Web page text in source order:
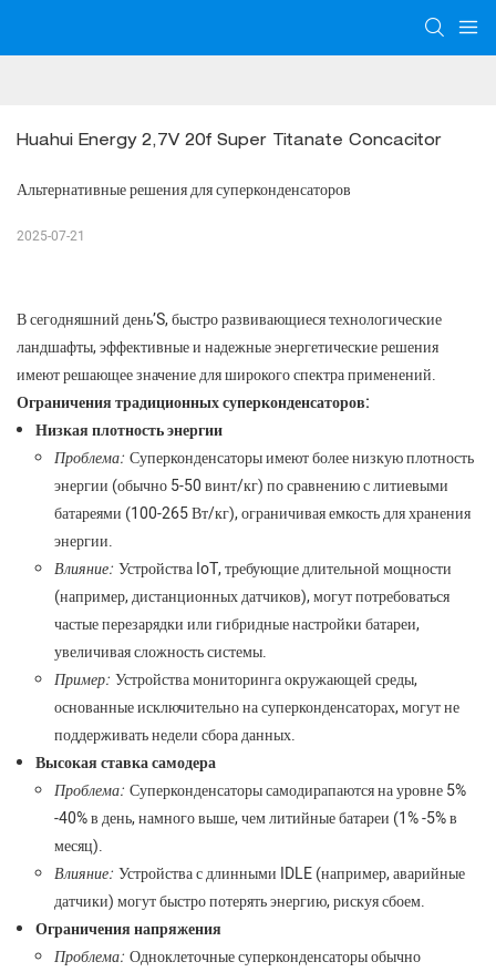
Huahui Energy 2,7V 20f Super Titanate Concacitor
Альтернативные решения для суперконденсаторов
2025-07-21
В сегодняшний день’S, быстро развивающиеся технологические
ландшафты, эффективные и надежные энергетические решения
имеют решающее значение для широкого спектра применений.
Ограничения традиционных суперконденсаторов:
Низкая плотность энергии
Проблема: Суперконденсаторы имеют более низкую плотность
энергии (обычно 5-50 винт/кг) по сравнению с литиевыми
батареями (100-265 Вт/кг), ограничивая емкость для хранения
энергии.
Влияние: Устройства IoT, требующие длительной мощности
(например, дистанционных датчиков), могут потребоваться
частые перезарядки или гибридные настройки батареи,
увеличивая сложность системы.
Пример: Устройства мониторинга окружающей среды,
основанные исключительно на суперконденсаторах, могут не
поддерживать недели сбора данных.
Высокая ставка самодера
Проблема: Суперконденсаторы самодирапаются на уровне 5%
-40% в день, намного выше, чем литийные батареи (1% -5% в
месяц).
Влияние: Устройства с длинными IDLE (например, аварийные
датчики) могут быстро потерять энергию, рискуя сбоем.
Ограничения напряжения
Проблема: Одноклеточные суперконденсаторы обычно